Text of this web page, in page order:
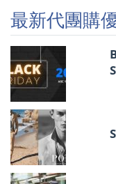
優
惠
情
報
最新代團購